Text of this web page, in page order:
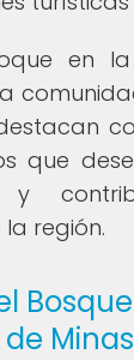
en
que
y
región.
Minas